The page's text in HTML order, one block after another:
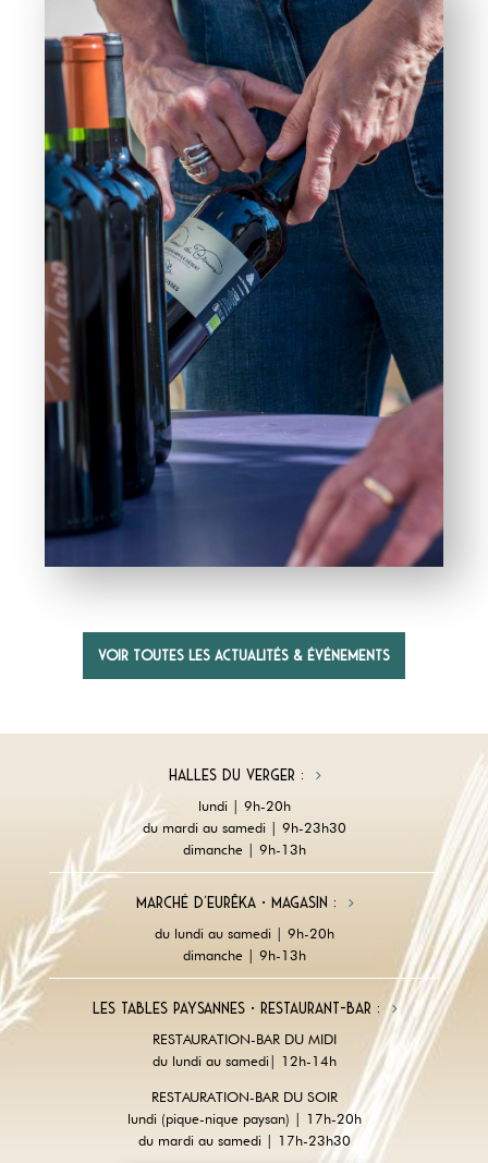
Voir toutes les actualités & événements
Halles du Verger :
lundi | 9h-20h
du mardi au samedi | 9h-23h30
dimanche | 9h-13h
Marché d'Eurêka • magasin :
du lundi au samedi | 9h-20h
dimanche | 9h-13h
Les tables paysannes • restaurant-Bar :
RESTAURATION-BAR DU MIDI
du lundi au samedi| 12h-14h
RESTAURATION-BAR DU SOIR
lundi (pique-nique paysan) | 17h-20h
du mardi au samedi | 17h-23h30